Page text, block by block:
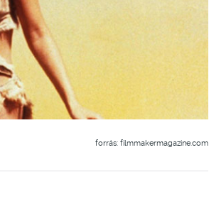
forrás: filmmakermagazine.com